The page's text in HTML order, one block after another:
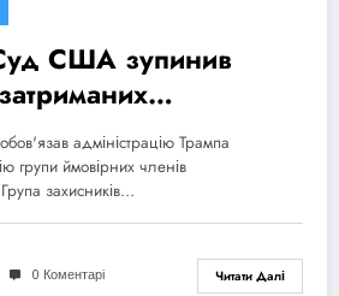
США зупинив
адміністрацію Трампа
групи ймовірних членів
захисників…
0 Коментарі Читати Далі